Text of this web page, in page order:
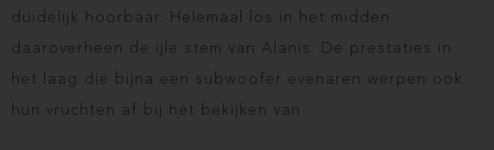
duidelijk hoorbaar. Helemaal los in het midden
daaroverheen de ijle stem van Alanis. De prestaties in
het laag die bijna een subwoofer evenaren werpen ook
hun vruchten af bij het bekijken van